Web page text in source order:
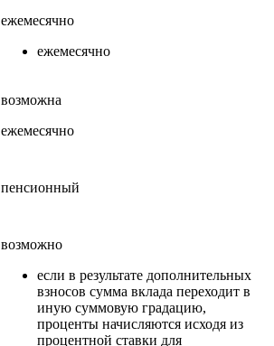
ежемесячно
ежемесячно
возможна
ежемесячно
пенсионный
возможно
если в результате дополнительных
взносов сумма вклада переходит в
иную суммовую градацию,
проценты начисляются исходя из
процентной ставки для